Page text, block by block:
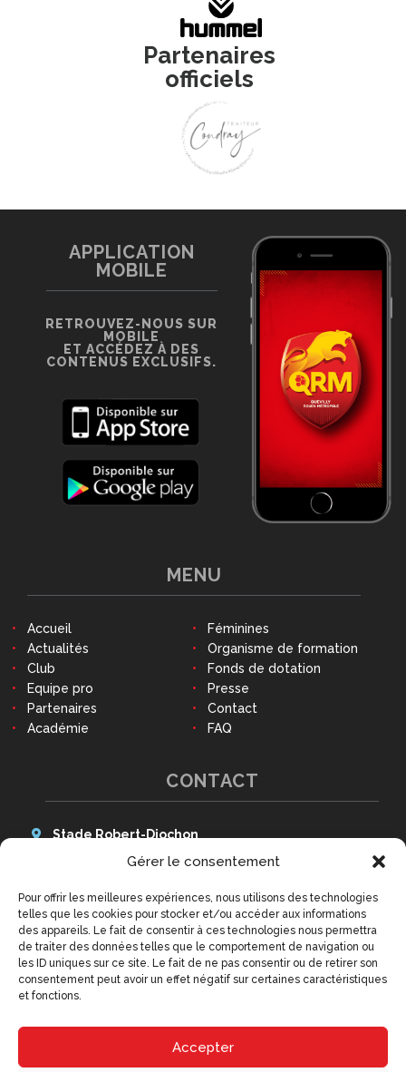
Gérer le consentement
Pour offrir les meilleures expériences, nous utilisons des technologies
telles que les cookies pour stocker et/ou accéder aux informations
des appareils. Le fait de consentir à ces technologies nous permettra
de traiter des données telles que le comportement de navigation ou
les ID uniques sur ce site. Le fait de ne pas consentir ou de retirer son
consentement peut avoir un effet négatif sur certaines caractéristiques
et fonctions.
Accepter
Partenaires
officiels
CONTACT
Stade Robert-Diochon
48 Avenue des Canadiens
Tél : 02 79 02 77 20
9h - 12h30 et 14h - 18h
(hors week-ends et jours fériés)
contact@qrm.fr
MENU
Accueil
Actualités
Club
Equipe pro
Partenaires
Académie
Féminines
Organisme de formation
Fonds de dotation
Presse
Contact
FAQ
APPLICATION
MOBILE
RETROUVEZ-NOUS SUR
MOBILE
ET ACCÉDEZ À DES
CONTENUS EXCLUSIFS.